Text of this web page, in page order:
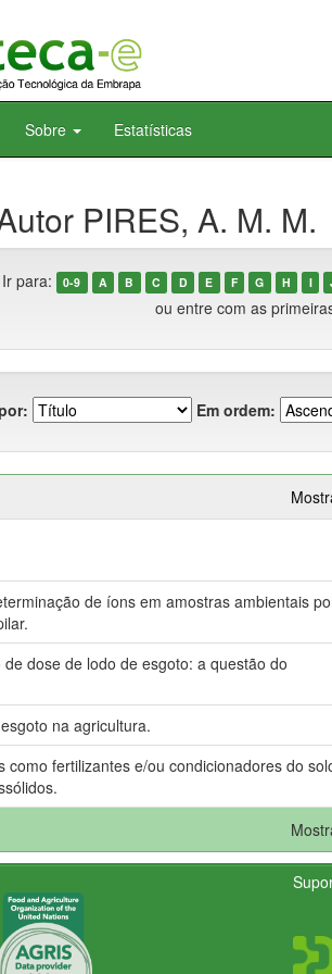
Sobre Estatísticas
PIRES, A. M. M.
Ir para: 0-9 A B C D E F G H I
ou entre com as
Em ordem:
de íons em amostras ambientais
de dose de lodo de esgoto: a questão do
na agricultura.
como fertilizantes e/ou condicionadores do